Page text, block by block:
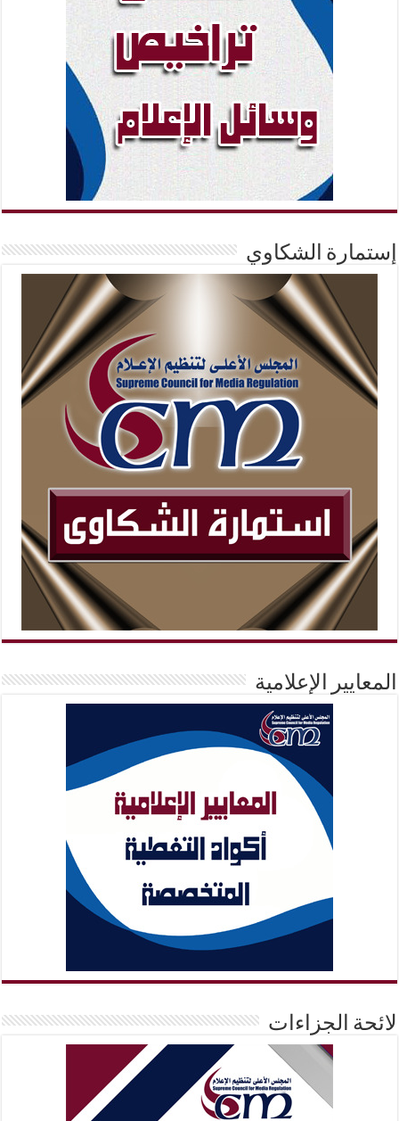
إستمارة الشكاوي
المعايير الإعلامية
لائحة الجزاءات